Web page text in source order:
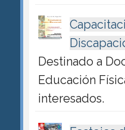
Destinado a
Educación
interesados.